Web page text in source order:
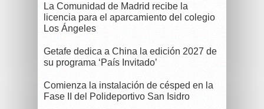
La Comunidad de Madrid recibe la
licencia para el aparcamiento del colegio
Los Ángeles
Getafe dedica a China la edición 2027 de
su programa ‘País Invitado’
Comienza la instalación de césped en la
Fase II del Polideportivo San Isidro